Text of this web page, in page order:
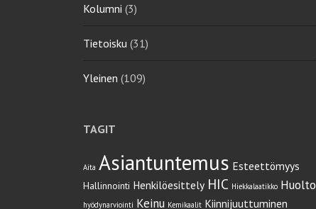
Kolumni (3)
Tietoisku (31)
Yleinen (109)
TAGIT
Aita Asiantuntemus Esteettömyys
Hallinnointi Henkilöesittely HIC Hiekkalaatikko Huolto
hyödynarviointi Keinu Kemikaalit Kiinnijuuttuminen